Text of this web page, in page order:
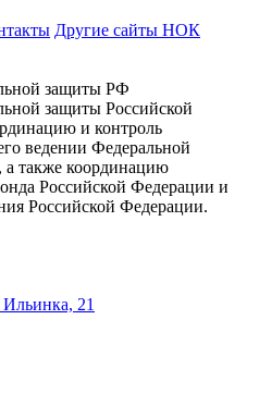
Другие сайты НОК
защиты РФ
защиты Российской
и контроль
ведении Федеральной
а также координацию
Российской Федерации и
Российской Федерации.
21